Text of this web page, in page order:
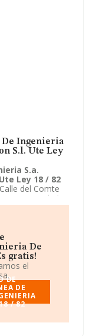
De Ingenieria
S.l. Ute Ley
S.a.
Ley 18 / 82
del Comte
su actividad
Gestion S.l.
temporal
De
gratis!
el
DE
DE
/ 82